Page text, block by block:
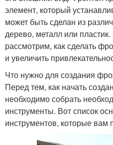
элемент, который
может быть сделан из
дерево, металл или
рассмотрим, как сделать
и увеличить
Что нужно для создания
Перед тем, как начать
необходимо собрать
инструменты. Вот список
инструментов, которые вам